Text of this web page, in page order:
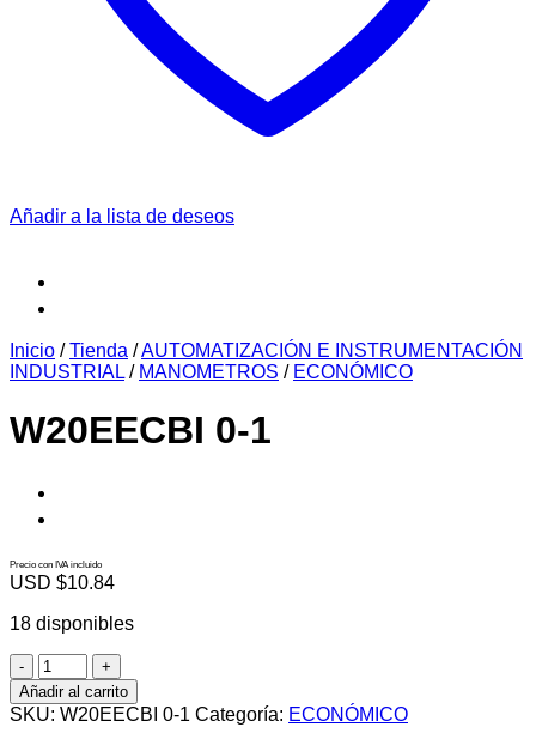
Añadir a la lista de deseos
Inicio / Tienda /AUTOMATIZACIÓN E INSTRUMENTACIÓN
INDUSTRIAL / MANOMETROS / ECONÓMICO
W20EECBI 0-1
Precio con IVA incluido
USD $10.84
18 disponibles
W20EECBI
0-
1
cantidad
Añadir al carrito
SKU: W20EECBI 0-1 Categoría: ECONÓMICO